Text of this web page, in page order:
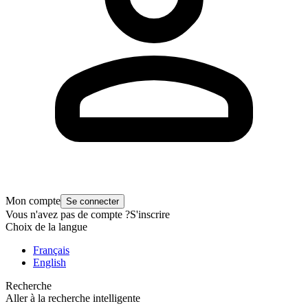
Mon compte Se connecter
Vous n'avez pas de compte ?S'inscrire
Choix de la langue
Français
English
Recherche
Aller à la recherche intelligente